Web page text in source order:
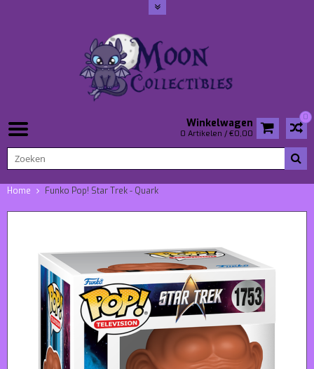
0
Winkelwagen
0 Artikelen / €0,00
Home Funko Pop! Star Trek - Quark